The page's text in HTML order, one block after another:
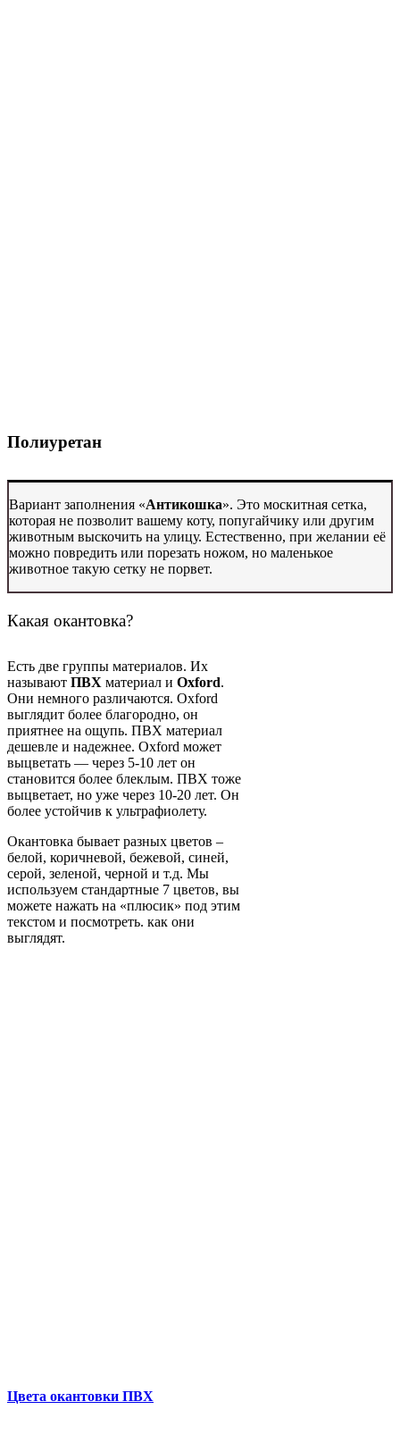
Полиуретан
Вариант заполнения «Антикошка». Это москитная сетка,
которая не позволит вашему коту, попугайчику или другим
животным выскочить на улицу. Естественно, при желании её
можно повредить или порезать ножом, но маленькое
животное такую сетку не порвет.
Какая окантовка?
Есть две группы материалов. Их
называют ПВХ материал и Oxford.
Они немного различаются. Oxford
выглядит более благородно, он
приятнее на ощупь. ПВХ материал
дешевле и надежнее. Oxford может
выцветать — через 5-10 лет он
становится более блеклым. ПВХ тоже
выцветает, но уже через 10-20 лет. Он
более устойчив к ультрафиолету.
Окантовка бывает разных цветов –
белой, коричневой, бежевой, синей,
серой, зеленой, черной и т.д. Мы
используем стандартные 7 цветов, вы
можете нажать на «плюсик» под этим
текстом и посмотреть. как они
выглядят.
Цвета окантовки ПВХ